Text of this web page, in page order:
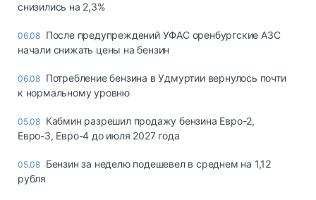
снизились на 2,3%
06.08 После предупреждений УФАС оренбургские АЗС
начали снижать цены на бензин
06.08 Потребление бензина в Удмуртии вернулось почти
к нормальному уровню
05.08 Кабмин разрешил продажу бензина Евро-2,
Евро-3, Евро-4 до июля 2027 года
05.08 Бензин за неделю подешевел в среднем на 1,12
рубля